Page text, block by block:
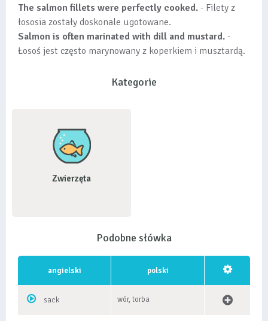
The salmon fillets were perfectly cooked. - Filety z
łososia zostały doskonale ugotowane.
Salmon is often marinated with dill and mustard. -
Łosoś jest często marynowany z koperkiem i musztardą.
Kategorie
Zwierzęta
Podobne słówka
angielski polski
sack wór, torba